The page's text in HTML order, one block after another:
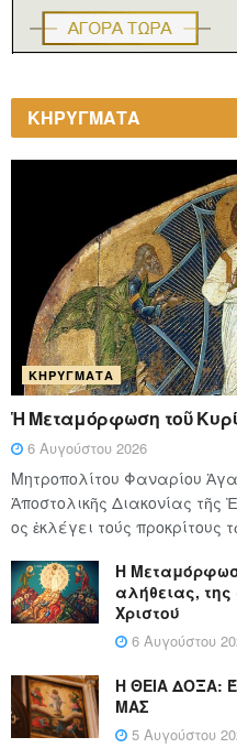
ΚΗΡΥΓΜΑΤΑ
ΚΗΡΎΓΜΑΤΑ
Ἡ Μεταμόρφωση τοῦ
6 Αυγούστου 2026
Μητροπολίτου Φαναρίου
Ἀποστολικῆς Διακονίας
ος ἐκλέγει τούς
Η
αλήθειας,
Χριστού
6 Αυγούστου
Η ΘΕΙΑ ΔΟΞΑ:
ΜΑΣ
5 Αυγούστου